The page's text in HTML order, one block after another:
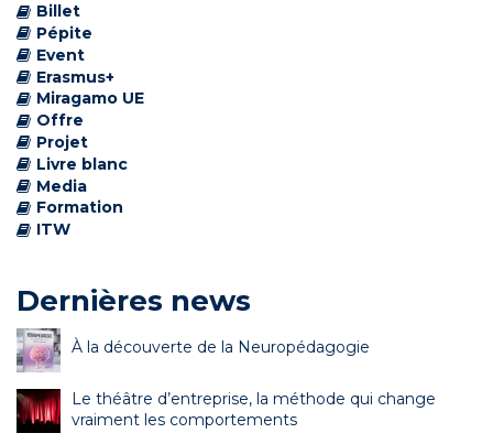
Billet
Pépite
Event
Erasmus+
Miragamo UE
Offre
Projet
Livre blanc
Media
Formation
ITW
Dernières news
À la découverte de la Neuropédagogie
Le théâtre d’entreprise, la méthode qui change
vraiment les comportements